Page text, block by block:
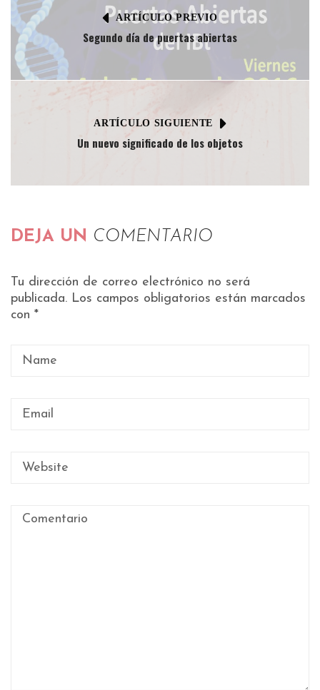
ARTÍCULO PREVIO
Segundo día de puertas abiertas
ARTÍCULO SIGUIENTE
Un nuevo significado de los objetos
DEJA UN COMENTARIO
Tu dirección de correo electrónico no será
publicada. Los campos obligatorios están marcados
con *